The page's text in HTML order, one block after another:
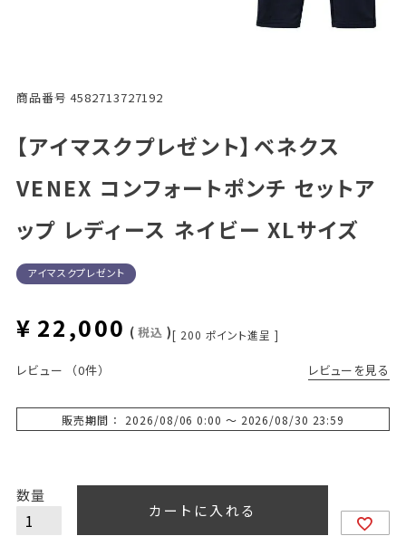
商品番号 4582713727192
【アイマスクプレゼント】ベネクス
VENEX コンフォートポンチ セットア
ップ レディース ネイビー XLサイズ
アイマスクプレゼント
¥ 22,000 税込 [ 200 ポイント進呈 ]
レビュー （0件） レビューを見る
販売期間 2026/08/06 0:00 〜 2026/08/30 23:59
カートに入れる